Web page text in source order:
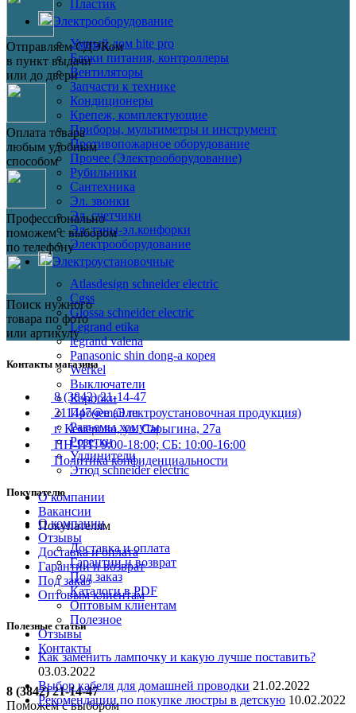
Пластик
Электрооборудование
Умный дом hite pro
Блоки питания, контроллеры
Вентиляторы
Запчасти к технике
Кондиционеры
Крепеж, комплектующие
Приборы, мультиметры и инструмент
Противопожарное оборудование
Прочее (Электрооборудование)
Рубильники
Сантехника
Эл. звонки
Эл. счетчики
Эл. тэны-эл.конфорки
Электрооборудование
Электроустановочные
Atlasdesign schneider electric
Cgss
Glossa schneider electric
Legrand etika
legrand valena
Panasonic shin dong-a корея
Werkel
Выключатели
Коробки
Прочее (Электроустановочная продукция)
Разъемы хомуты
Розетки
Удлинители
Этюд schneider electric
О компании
Вакансии
Покупателям
Доставка и оплата
Гарантии и возврат
Под заказ
Каталоги в PDF
Оптовым клиентам
Полезное
Отзывы
Контакты
8 (3842) 21-14-47
Поможем с выбором
Отправляем СДЭКом
в пункт выдачи
или до двери
Оплата товара
любым удобным
способом
Профессионально
поможем с выбором
по телефону
Поиск нужного
товара по фото
или артикулу
Контакты магазина
8 (3842) 21-14-47
211447@mail.ru
г. Кемерово, ул. Сарыгина, 27а
ПН-ПТ: 9:00-18:00; СБ: 10:00-16:00
Политика конфиденциальности
Покупателю
О компании
Отзывы
Доставка и оплата
Гарантии и возврат
Под заказ
Оптовым клиентам
Полезные статьи
Как заменить лампочку и какую лучше поставить?
03.03.2022
Выбор кабеля для домашней проводки 21.02.2022
Рекомендации по покупке люстры в детскую 10.02.2022